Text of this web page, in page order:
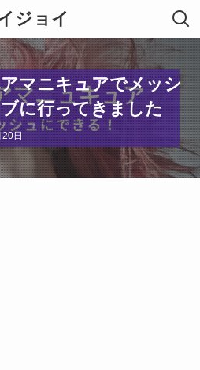
ジョイ
マニキュアでメッシ
に行ってきました
日